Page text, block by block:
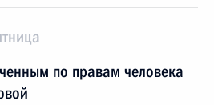
по правам человека